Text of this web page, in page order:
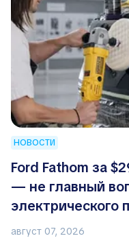
НОВОСТИ
Ford Fathom за
— не главный
электрического
август 07, 2026